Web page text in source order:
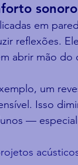
em
reflexões.
abrir mão do
um
Isso
—